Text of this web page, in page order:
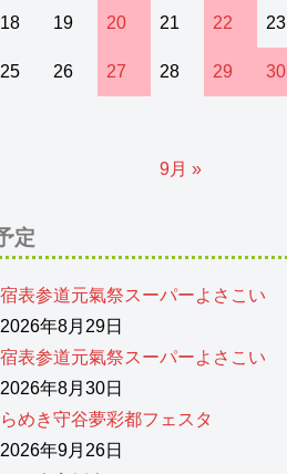
18 19 20 21 22 23
25 26 27 28 29 30
9月 »
定
表参道元氣祭スーパーよさこい
年8月29日
表参道元氣祭スーパーよさこい
年8月30日
めき守谷夢彩都フェスタ
年9月26日